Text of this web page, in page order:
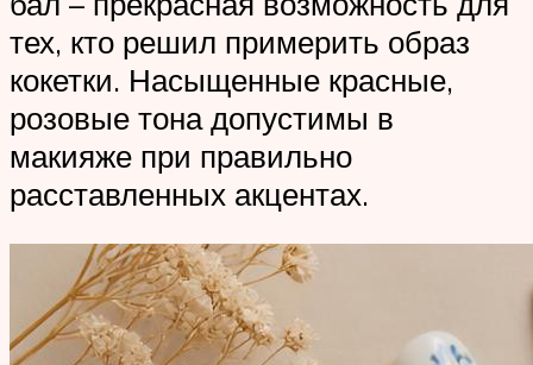
тех, кто решил примерить образ
кокетки. Насыщенные красные,
розовые тона допустимы в
макияже при правильно
расставленных акцентах.